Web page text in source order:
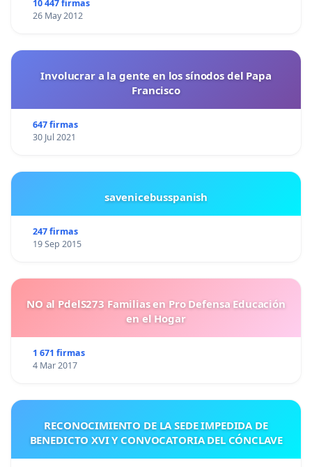
10 447 firmas
26 May 2012
Involucrar a la gente en los sínodos del Papa
Francisco
647 firmas
30 Jul 2021
savenicebusspanish
247 firmas
19 Sep 2015
NO al PdelS273 Familias en Pro Defensa Educación
en el Hogar
1 671 firmas
4 Mar 2017
RECONOCIMIENTO DE LA SEDE IMPEDIDA DE
BENEDICTO XVI Y CONVOCATORIA DEL CÓNCLAVE